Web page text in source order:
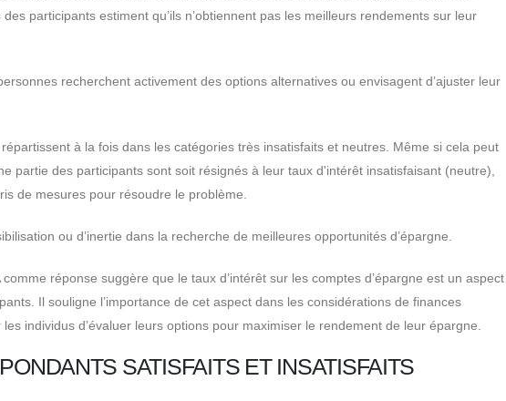
participants estiment qu’ils n’obtiennent pas les meilleurs rendements sur leur
recherchent activement des options alternatives ou envisagent d’ajuster leur
à la fois dans les catégories très insatisfaits et neutres. Même si cela peut
partie des participants sont soit résignés à leur taux d'intérêt insatisfaisant (neutre),
de mesures pour résoudre le problème.
ou d’inertie dans la recherche de meilleures opportunités d’épargne.
réponse suggère que le taux d’intérêt sur les comptes d’épargne est un aspect
Il souligne l’importance de cet aspect dans les considérations de finances
individus d’évaluer leurs options pour maximiser le rendement de leur épargne.
SATISFAITS ET INSATISFAITS